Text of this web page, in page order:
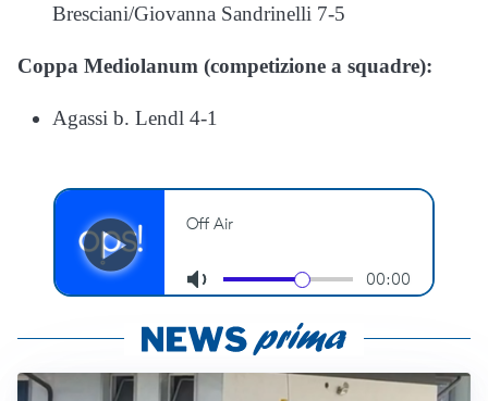
Bresciani/Giovanna Sandrinelli 7-5
Coppa Mediolanum (competizione a squadre):
Agassi b. Lendl 4-1